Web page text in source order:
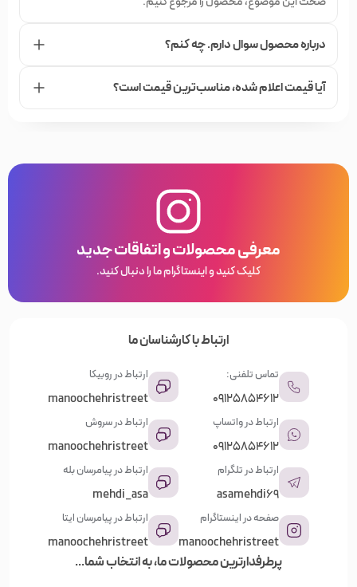
درباره محصول سوال دارم. چه کنم؟
آیا قیمت اعلام شده،‌ مناسب‌ترین قیمت است؟
معرفی محصولات و اتفاقات جدید
کلیک کنید و اینستاگرام ما را دنبال کنید.
ارتباط با کارشناسان ما
تماس تلفنی:
09125854612
ارتباط در واتساپ
09125854612
ارتباط در تلگرام
asamehdi69
صفحه در اینستاگرام
manoochehristreet
ارتباط در روبیکا
manoochehristreet
ارتباط در سروش
manoochehristreet
ارتباط در پیامرسان بله
mehdi_asa
ارتباط در پیامرسان ایتا
manoochehristreet
پرطرفدارترین محصولات ما، به انتخاب شما...